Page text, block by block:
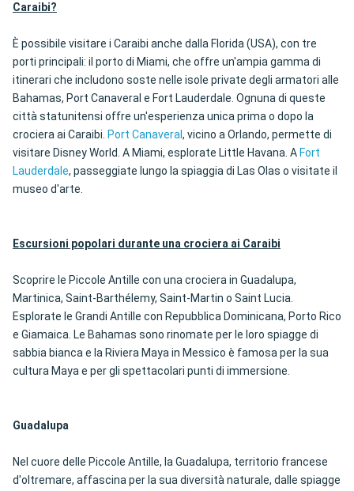
Caraibi?
È possibile visitare i Caraibi anche dalla Florida (USA), con tre
porti principali: il porto di Miami, che offre un'ampia gamma di
itinerari che includono soste nelle isole private degli armatori alle
Bahamas, Port Canaveral e Fort Lauderdale. Ognuna di queste
città statunitensi offre un'esperienza unica prima o dopo la
crociera ai Caraibi. Port Canaveral, vicino a Orlando, permette di
visitare Disney World. A Miami, esplorate Little Havana. A Fort
Lauderdale, passeggiate lungo la spiaggia di Las Olas o visitate il
museo d'arte.
Escursioni popolari durante una crociera ai Caraibi
Scoprire le Piccole Antille con una crociera in Guadalupa,
Martinica, Saint-Barthélemy, Saint-Martin o Saint Lucia.
Esplorate le Grandi Antille con Repubblica Dominicana, Porto Rico
e Giamaica. Le Bahamas sono rinomate per le loro spiagge di
sabbia bianca e la Riviera Maya in Messico è famosa per la sua
cultura Maya e per gli spettacolari punti di immersione.
Guadalupa
Nel cuore delle Piccole Antille, la Guadalupa, territorio francese
d'oltremare, affascina per la sua diversità naturale, dalle spiagge